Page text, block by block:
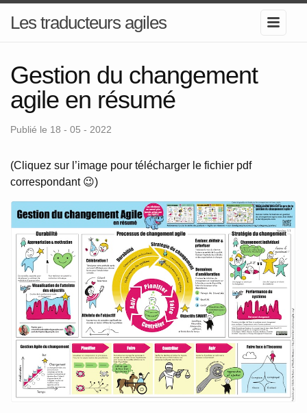
Les traducteurs agiles
Gestion du changement
agile en résumé
Publié le 18 - 05 - 2022
(Cliquez sur l’image pour télécharger le fichier pdf
correspondant 😉)